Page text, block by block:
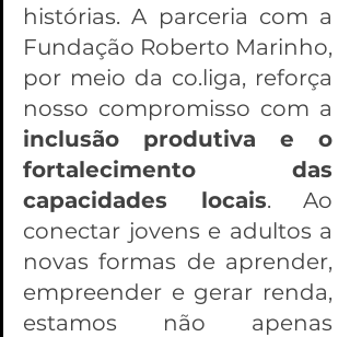
histórias. A parceria com a
Fundação Roberto Marinho,
por meio da co.liga, reforça
inclusão produtiva e o
fortalecimento das
capacidades locais. Ao
conectar jovens e adultos a
novas formas de aprender,
empreender e gerar renda,
estamos não apenas